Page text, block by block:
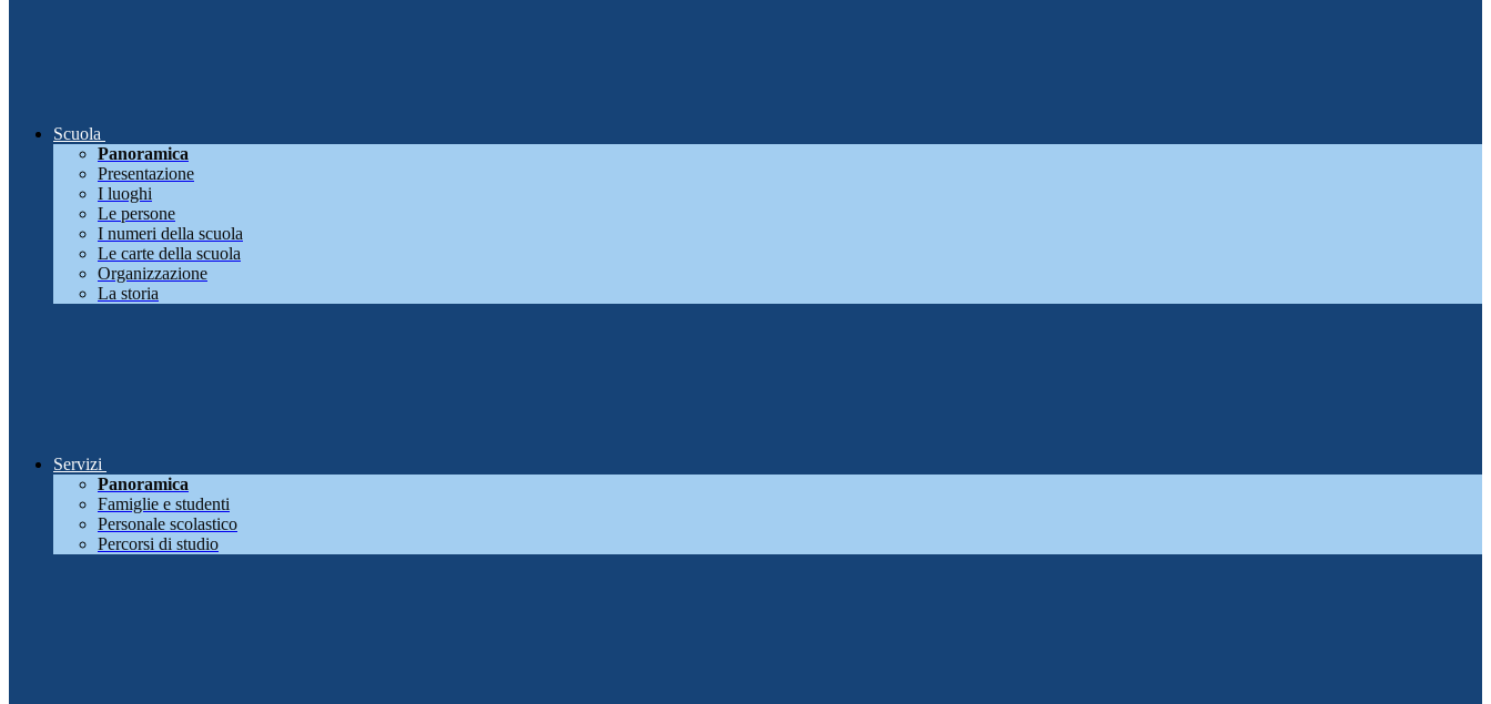
Scuola
Panoramica
Presentazione
I luoghi
Le persone
I numeri della scuola
Le carte della scuola
Organizzazione
La storia
Servizi
Panoramica
Famiglie e studenti
Personale scolastico
Percorsi di studio